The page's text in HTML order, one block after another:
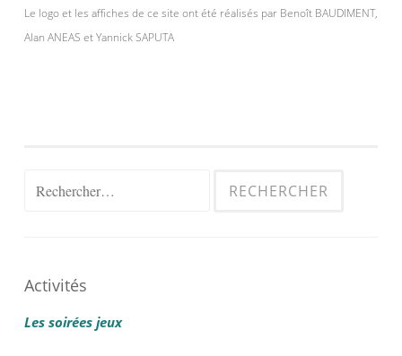
Le logo et les affiches de ce site ont été réalisés par Benoît BAUDIMENT,
Alan ANEAS et Yannick SAPUTA
Rechercher :
Activités
Les soirées jeux